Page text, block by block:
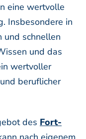
eine wertvolle
Insbesondere in
und schnellen
und das
wertvoller
beruflicher
des Fort-